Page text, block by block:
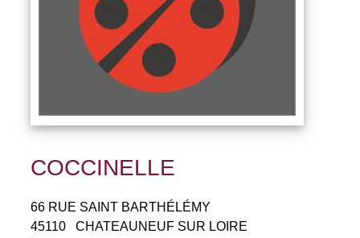
COCCINELLE
66 RUE SAINT BARTHÉLÉMY
45110
CHATEAUNEUF SUR LOIRE